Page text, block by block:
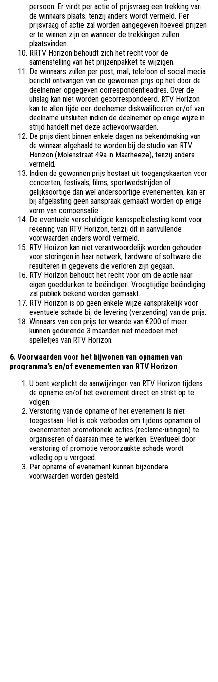
persoon. Er vindt per actie of prijsvraag een trekking van
de winnaars plaats, tenzij anders wordt vermeld. Per
prijsvraag of actie zal worden aangegeven hoeveel prijzen
er te winnen zijn en wanneer de trekkingen zullen
plaatsvinden.
RRTV Horizon behoudt zich het recht voor de
samenstelling van het prijzenpakket te wijzigen.
De winnaars zullen per post, mail, telefoon of social media
bericht ontvangen van de gewonnen prijs op het door de
deelnemer opgegeven correspondentieadres. Over de
uitslag kan niet worden gecorrespondeerd. RTV Horizon
kan te allen tijde een deelnemer diskwalificeren en/of van
deelname uitsluiten indien de deelnemer op enige wijze in
strijd handelt met deze actievoorwaarden.
De prijs dient binnen enkele dagen na bekendmaking van
de winnaar afgehaald te worden bij de studio van RTV
Horizon (Molenstraat 49a in Maarheeze), tenzij anders
vermeld.
Indien de gewonnen prijs bestaat uit toegangskaarten voor
concerten, festivals, films, sportwedstrijden of
gelijksoortige dan wel andersoortige evenementen, kan er
bij afgelasting geen aanspraak gemaakt worden op enige
vorm van compensatie.
De eventuele verschuldigde kansspelbelasting komt voor
rekening van RTV Horizon, tenzij dit in aanvullende
voorwaarden anders wordt vermeld.
RTV Horizon kan niet verantwoordelijk worden gehouden
voor storingen in haar netwerk, hardware of software die
resulteren in gegevens die verloren zijn gegaan.
RTV Horizon behoudt het recht voor om de actie naar
eigen goeddunken te beëindigen. Vroegtijdige beëindiging
zal publiek bekend worden gemaakt.
RTV Horizon is op geen enkele wijze aansprakelijk voor
eventuele schade bij de levering (verzending) van de prijs.
Winnaars van een prijs ter waarde van €200 of meer
kunnen gedurende 3 maanden niet meedoen met
spelletjes van RTV Horizon.
6. Voorwaarden voor het bijwonen van opnamen van
programma’s en/of evenementen van RTV Horizon
U bent verplicht de aanwijzingen van RTV Horizon tijdens
de opname en/of het evenement direct en strikt op te
volgen.
Verstoring van de opname of het evenement is niet
toegestaan. Het is ook verboden om tijdens opnamen of
evenementen promotionele acties (reclame-uitingen) te
organiseren of daaraan mee te werken. Eventueel door
verstoring of promotie veroorzaakte schade wordt
volledig op u vergoed.
Per opname of evenement kunnen bijzondere
voorwaarden worden gesteld.